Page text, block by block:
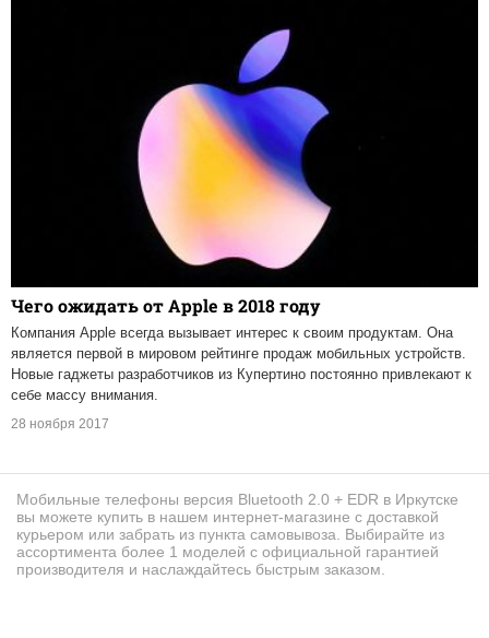
Чего ожидать от Apple в 2018 году
Компания Apple всегда вызывает интерес к своим продуктам. Она
является первой в мировом рейтинге продаж мобильных устройств.
Новые гаджеты разработчиков из Купертино постоянно привлекают к
себе массу внимания.
28 ноября 2017
Мобильные телефоны версия Bluetooth 2.0 + EDR в Иркутске
вы можете купить в нашем интернет-магазине с доставкой
курьером или забрать из пункта самовывоза. Выбирайте из
ассортимента более 1 моделей с официальной гарантией
производителя и наслаждайтесь быстрым заказом.